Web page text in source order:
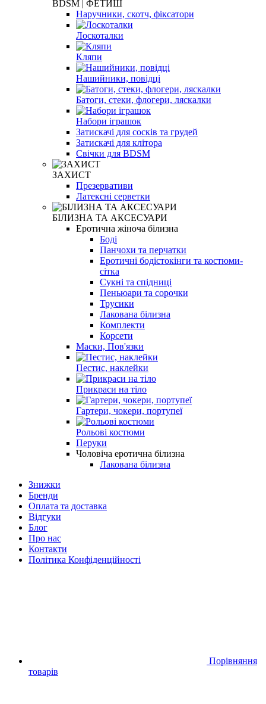
BDSM | ФЕТИШ
Наручники, скотч, фіксатори
Лоскоталки
Кляпи
Нашийники, повідці
Батоги, стеки, флогери, ляскалки
Набори іграшок
Затискачі для сосків та грудей
Затискачі для клітора
Свічки для BDSM
ЗАХИСТ
Презервативи
Латексні серветки
БІЛИЗНА ТА АКСЕСУАРИ
Еротична жіноча білизна
Боді
Панчохи та перчатки
Еротичні бодістокінги та костюми-
сітка
Сукні та спідниці
Пеньюари та сорочки
Трусики
Лакована білизна
Комплекти
Корсети
Маски, Пов'язки
Пестис, наклейки
Прикраси на тіло
Гартери, чокери, портупеї
Рольові костюми
Перуки
Чоловіча еротична білизна
Лакована білизна
Знижки
Бренди
Оплата та доставка
Відгуки
Блог
Про нас
Контакти
Політика Конфіденційності
Порівняння
товарів